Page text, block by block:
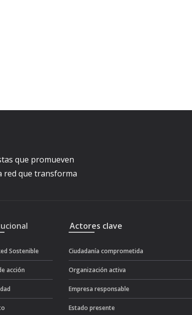
que promueven
red que transforma
Sostenible
acción
Actores clave
Ciudadanía comprometida
Organización activa
Empresa responsable
Estado presente